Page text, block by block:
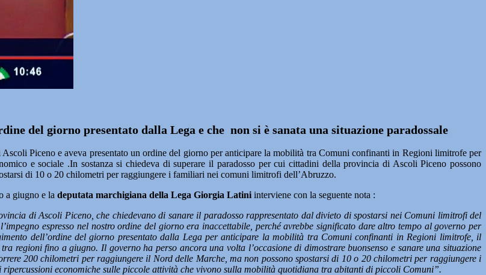
del giorno presentato dalla Lega e che non si è sanata una situazione paradossale
Piceno e aveva presentato un ordine del giorno per anticipare la mobilità tra Comuni confinanti in Regioni limitrofe per
e sociale .In sostanza si chiedeva di superare il paradosso per cui cittadini della provincia di Ascoli Piceno possono
di 10 o 20 chilometri per raggiungere i familiari nei comuni limitrofi dell’Abruzzo.
a giugno e la deputata marchigiana della Lega Giorgia Latini interviene con la seguente nota :
di Ascoli Piceno, che chiedevano di sanare il paradosso rappresentato dal divieto di spostarsi nei Comuni limitrofi del
espresso nel nostro ordine del giorno era inaccettabile, perché avrebbe significato dare altro tempo al governo per
dell’ordine del giorno presentato dalla Lega per anticipare la mobilità tra Comuni confinanti in Regioni limitrofe, il
regioni fino a giugno. Il governo ha perso ancora una volta l’occasione di dimostrare buonsenso e sanare una situazione
200 chilometri per raggiungere il Nord delle Marche, ma non possono spostarsi di 10 o 20 chilometri per raggiungere i
economiche sulle piccole attività che vivono sulla mobilità quotidiana tra abitanti di piccoli Comuni”.